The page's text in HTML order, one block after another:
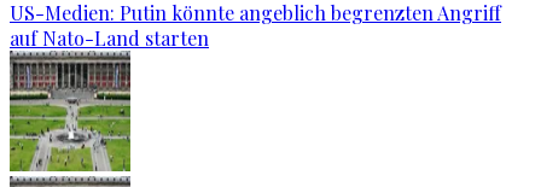
US-Medien: Putin könnte angeblich begrenzten Angriff
auf Nato-Land starten